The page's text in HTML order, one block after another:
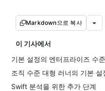
Markdown으로 복사
이 기사에서
기본 설정의 엔터프라이즈 수
조직 수준 대형 러너의 기본 설
Swift 분석을 위한 추가 단계